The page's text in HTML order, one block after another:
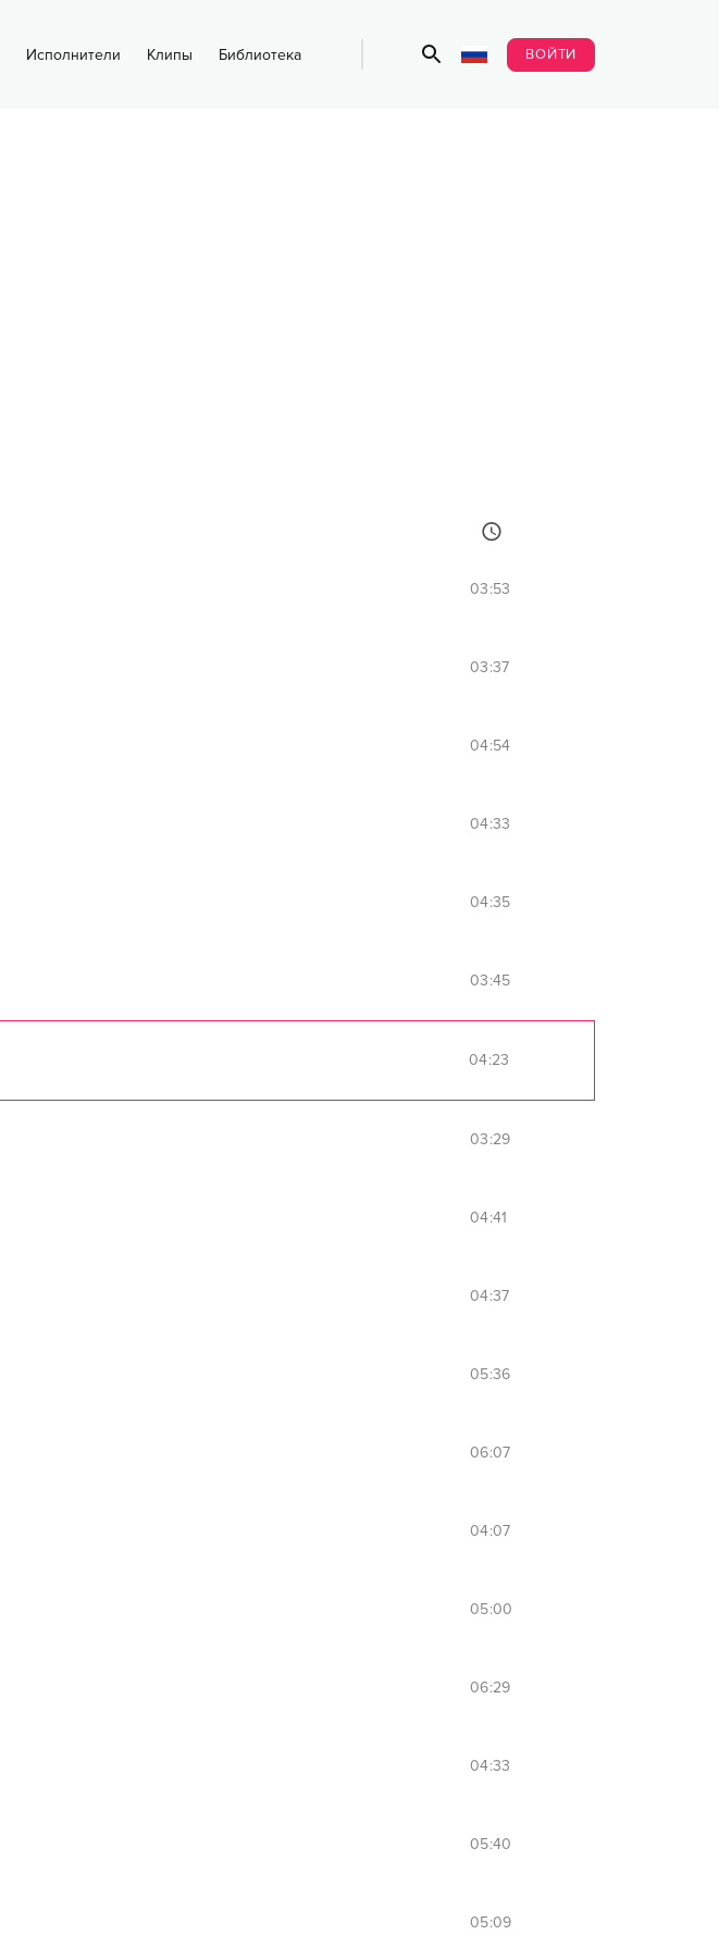
Исполнители Клипы Библиотека ВОЙТИ
03:53
03:37
04:54
04:33
04:35
03:45
04:23
03:29
04:41
04:37
05:36
06:07
04:07
05:00
06:29
04:33
05:40
05:09